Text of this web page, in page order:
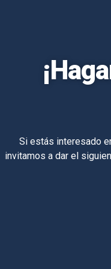
Si estás interesado
invitamos a dar el